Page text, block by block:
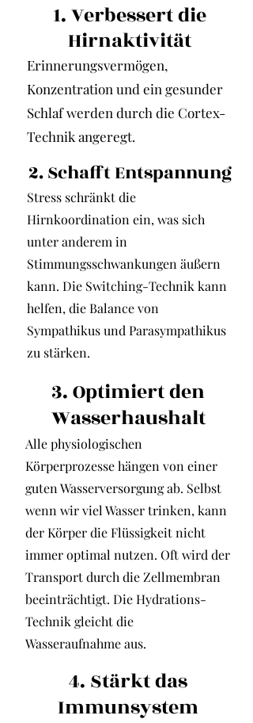
1. Verbessert die
Hirnaktivität
Erinnerungsvermögen,
Konzentration und ein gesunder
Schlaf werden durch die Cortex-
Technik angeregt.
2. Schafft Entspannung
Stress schränkt die
Hirnkoordination ein, was sich
unter anderem in
Stimmungsschwankungen äußern
kann. Die Switching-Technik kann
helfen, die Balance von
Sympathikus und Parasympathikus
zu stärken.
3. Optimiert den
Wasserhaushalt
Alle physiologischen
Körperprozesse hängen von einer
guten Wasserversorgung ab. Selbst
wenn wir viel Wasser trinken, kann
der Körper die Flüssigkeit nicht
immer optimal nutzen. Oft wird der
Transport durch die Zellmembran
beeinträchtigt. Die Hydrations-
Technik gleicht die
Wasseraufnahme aus.
4. Stärkt das
Immunsystem